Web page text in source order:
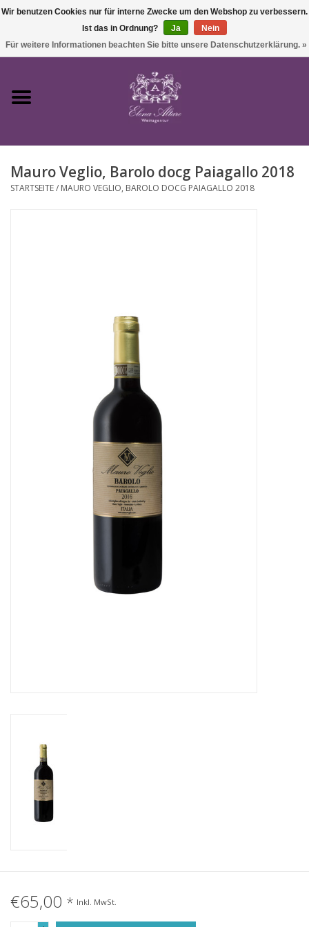
Startseite
Süßwein & Sekt
Mauro Veglio, Barolo docg Paiagallo 2018
STARTSEITE/ MAURO VEGLIO, BAROLO DOCG PAIAGALLO 2018
€65,00 * Inkl. MwSt.
Wir benutzen Cookies nur für interne Zwecke um den Webshop zu verbessern.
Ist das in Ordnung?
Ja
Nein
Für weitere Informationen beachten Sie bitte unsere Datenschutzerklärung. »